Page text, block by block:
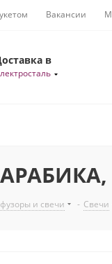
Вакансии
в
и свечи - Свечи